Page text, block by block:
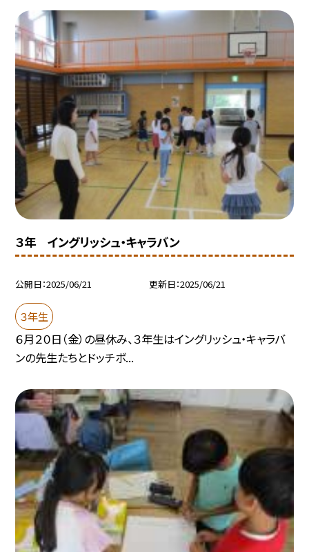
３年 イングリッシュ・キャラバン
公開日 2025/06/21 更新日 2025/06/21
３年生
６月２０日（金）の昼休み、３年生はイングリッシュ・キャラバ
ンの先生たちとドッチボ...